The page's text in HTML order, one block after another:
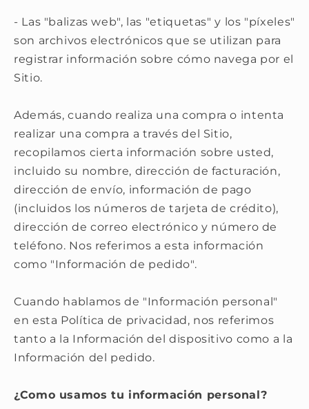
- Las "balizas web", las "etiquetas" y los "píxeles"
son archivos electrónicos que se utilizan para
registrar información sobre cómo navega por el
Sitio.
Además, cuando realiza una compra o intenta
realizar una compra a través del Sitio,
recopilamos cierta información sobre usted,
incluido su nombre, dirección de facturación,
dirección de envío, información de pago
(incluidos los números de tarjeta de crédito),
dirección de correo electrónico y número de
teléfono. Nos referimos a esta información
como "Información de pedido".
Cuando hablamos de "Información personal"
en esta Política de privacidad, nos referimos
tanto a la Información del dispositivo como a la
Información del pedido.
¿Como usamos tu información personal?